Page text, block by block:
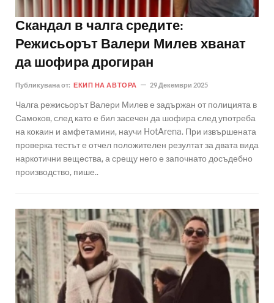
Скандал в чалга средите:
Режисьорът Валери Милев хванат
да шофира дрогиран
Публикувана от: ЕКИП НА АВТОРА 29 Декември 2025
Чалга режисьорът Валери Милев е задържан от полицията в
Самоков, след като е бил засечен да шофира след употреба
на кокаин и амфетамини, научи HotArena. При извършената
проверка тестът е отчел положителен резултат за двата вида
наркотични вещества, а срещу него е започнато досъдебно
производство, пише..